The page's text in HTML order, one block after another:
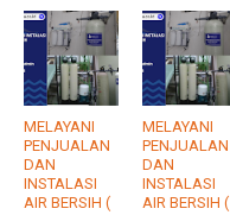
MELAYANI
PENJUALAN
DAN
INSTALASI
AIR BERSIH (
MELAYANI
PENJUALAN
DAN
INSTALASI
AIR BERSIH (